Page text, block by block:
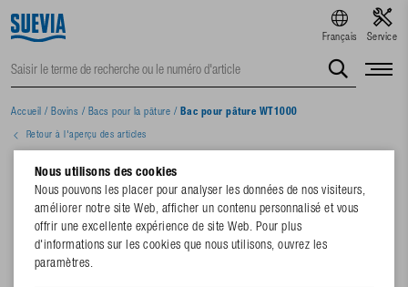
Français Service
Accueil / Bovins / Bacs pour la pâture / Bac pour pâture WT1000
Retour à l'aperçu des articles
Nous utilisons des cookies
Nous pouvons les placer pour analyser les données de nos visiteurs,
améliorer notre site Web, afficher un contenu personnalisé et vous
offrir une excellente expérience de site Web. Pour plus
d'informations sur les cookies que nous utilisons, ouvrez les
paramètres.